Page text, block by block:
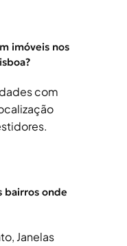
imóveis nos
com
bairros onde
Janelas